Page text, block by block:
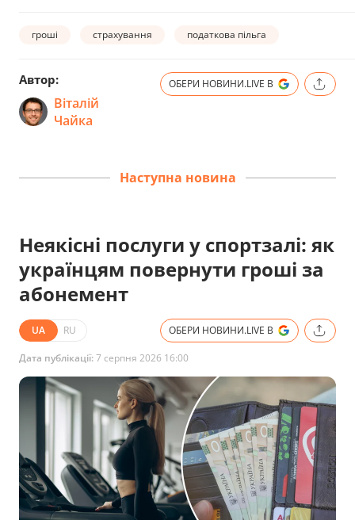
гроші страхування податкова пільга
Автор:
Віталій
Чайка
ОБЕРИ НОВИНИ.LIVE В
Наступна новина
Неякісні послуги у спортзалі: як
українцям повернути гроші за
абонемент
UA RU ОБЕРИ НОВИНИ.LIVE В
Дата публікації:7 серпня 2026 16:00